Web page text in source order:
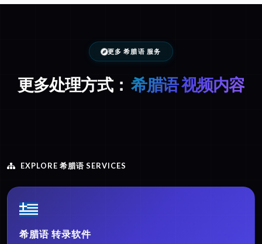
更多 希腊语 服务
更多处理方式： 希腊语 视频内容
EXPLORE 希腊语 SERVICES
希腊语 转录软件